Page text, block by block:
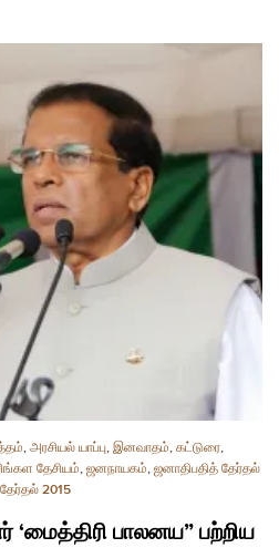
, அரசியல் யாப்பு, இனவாதம், கட்டுரை,
தேசியம், ஜனநாயகம், ஜனாதிபதித் தேர்தல்
2015
‘மைத்திரி பாலனய” பற்றிய